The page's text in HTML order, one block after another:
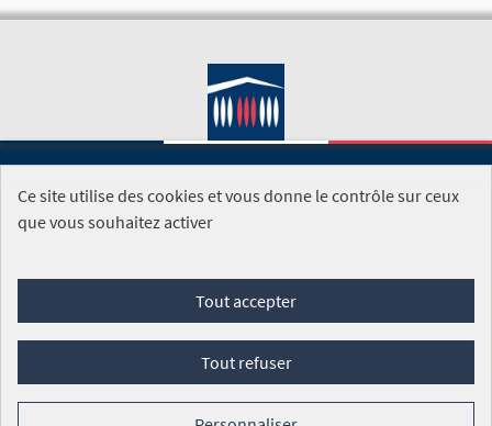
SITE DE L'ASSEMBLÉE NATIONALE
Foire aux questions
Conditions générales d'utilisation (CGU)
Mentions légales
Cookies
Ce site utilise des cookies et vous donne le contrôle sur ceux
que vous souhaitez activer
Tout accepter
Tout refuser